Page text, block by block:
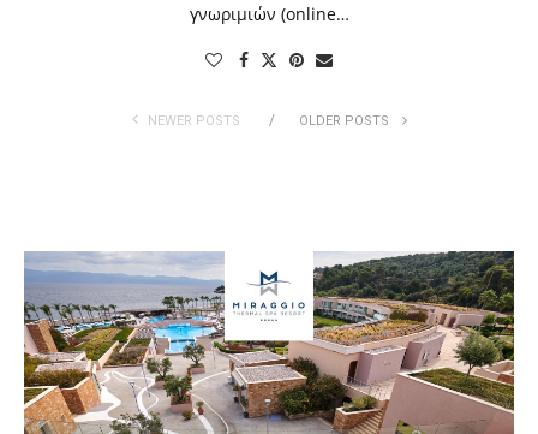
γνωριμιών (online…
NEWER POSTS OLDER POSTS